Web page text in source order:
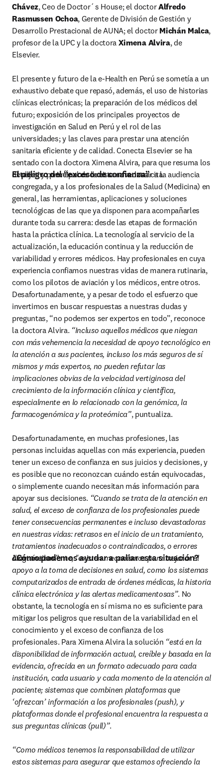
Chávez, Ceo de Doctor´s House; el doctor Alfredo
Rasmussen Ochoa, Gerente de División de Gestión y
Desarrollo Prestacional de AUNA; el doctor Michán Malca,
profesor de la UPC y la doctora Ximena Alvira, de
Elsevier.
El presente y futuro de la e-Health en Perú se sometía a un
exhaustivo debate que repasó, además, el uso de historias
clínicas electrónicas; la preparación de los médicos del
futuro; exposición de los principales proyectos de
investigación en Salud en Perú y el rol de las
universidades; y las claves para prestar una atención
sanitaria eficiente y de calidad. Conecta Elsevier se ha
sentado con la doctora Ximena Alvira, para que resuma los
detalles y pormenores de esta novedosa cita.
El peligro del “exceso de confianza”
El objetivo principal de la cita era mostrar a la audiencia
congregada, y a los profesionales de la Salud (Medicina) en
general, las herramientas, aplicaciones y soluciones
tecnológicas de las que ya disponen para acompañarles
durante toda su carrera: desde las etapas de formación
hasta la práctica clínica. La tecnología al servicio de la
actualización, la educación continua y la reducción de
variabilidad y errores médicos. Hay profesionales en cuya
experiencia confiamos nuestras vidas de manera rutinaria,
como los pilotos de aviación y los médicos, entre otros.
Desafortunadamente, y a pesar de todo el esfuerzo que
invertimos en buscar respuestas a nuestras dudas y
preguntas, “no podemos ser expertos en todo”, reconoce
la doctora Alvira. “Incluso aquellos médicos que niegan
con más vehemencia la necesidad de apoyo tecnológico en
la atención a sus pacientes, incluso los más seguros de sí
mismos y más expertos, no pueden refutar las
implicaciones obvias de la velocidad vertiginosa del
crecimiento de la información clínica y científica,
especialmente en lo relacionado con la genómica, la
farmacogenómica y la proteómica”, puntualiza.
Desafortunadamente, en muchas profesiones, las
personas incluidas aquellas con más experiencia, pueden
tener un exceso de confianza en sus juicios y decisiones, y
es posible que no reconozcan cuándo están equivocadas,
o simplemente cuando necesitan más información para
apoyar sus decisiones. “Cuando se trata de la atención en
salud, el exceso de confianza de los profesionales puede
tener consecuencias permanentes e incluso devastadoras
en nuestras vidas: retrasos en el inicio de un tratamiento,
tratamientos inadecuados o contraindicados, o errores
diagnósticos”.
¿Cómo podemos ayudar a paliar esta situación?
Afortunadamente, "existen mecanismos para mejorar el
apoyo a la toma de decisiones en salud, como los sistemas
computarizados de entrada de órdenes médicas, la historia
clínica electrónica y las alertas medicamentosas”. No
obstante, la tecnología en sí misma no es suficiente para
mitigar los peligros que resultan de la variabilidad en el
conocimiento y el exceso de confianza de los
profesionales. Para Ximena Alvira la solución “está en la
disponibilidad de información actual, creíble y basada en la
evidencia, ofrecida en un formato adecuado para cada
institución, cada usuario y cada momento de la atención al
paciente; sistemas que combinen plataformas que
‘ofrezcan’ información a los profesionales (push), y
plataformas donde el profesional encuentra la respuesta a
sus preguntas clínicas (pull)”.
“Como médicos tenemos la responsabilidad de utilizar
estos sistemas para asegurar que estamos ofreciendo la